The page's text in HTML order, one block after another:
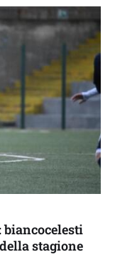
biancocelesti
stagione